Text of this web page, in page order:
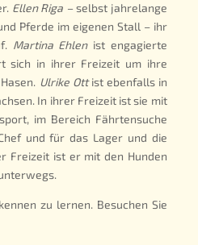
Ellen Riga – selbst jahrelange
Pferde im eigenen Stall – ihr
Martina Ehlenist engagierte
sich in ihrer Freizeit um ihre
Ulrike Ottist ebenfalls in
In ihrer Freizeit ist sie mit
im Bereich Fährtensuche
und für das Lager und die
Freizeit ist er mit den Hunden
zu lernen. Besuchen Sie